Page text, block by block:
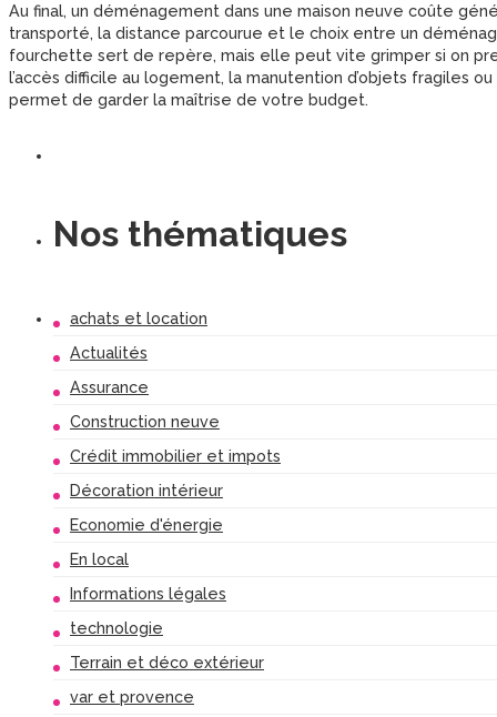
Au final, un déménagement dans une maison neuve coûte
transporté, la distance parcourue et le choix entre un
fourchette sert de repère, mais elle peut vite grimper si on
l’accès difficile au logement, la manutention d’objets fragiles
permet de garder la maîtrise de votre budget.
Nos thématiques
achats et location
Actualités
Assurance
Construction neuve
Crédit immobilier et impots
Décoration intérieur
Economie d'énergie
En local
Informations légales
technologie
Terrain et déco extérieur
var et provence